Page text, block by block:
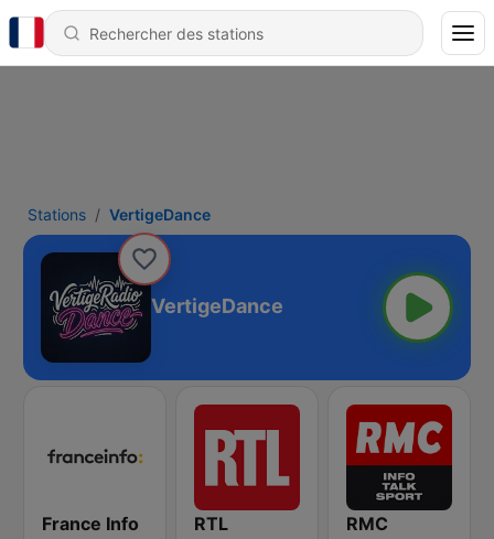
Stations VertigeDance
VertigeDance
France Info RTL RMC